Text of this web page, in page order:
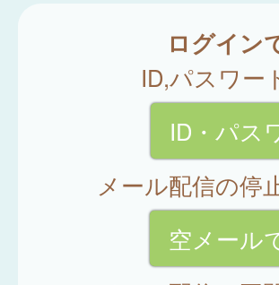
ログイン
ID,パスワー
ID・パス
メール配信の停
空メール